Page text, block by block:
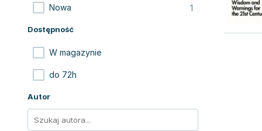
Nowa 1
Dostępność
W magazynie
do 72h
Autor